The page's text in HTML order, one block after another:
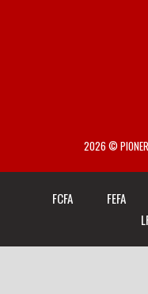
2026 ©
FCFA FEFA